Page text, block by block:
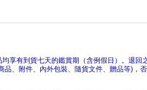
享有到貨七天的鑑賞期（含例假日）。退回
、附件、內外包裝、隨貨文件、贈品等)，否